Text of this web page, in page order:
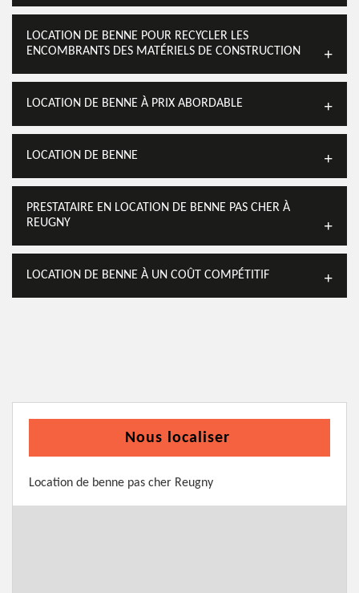
LOCATION DE BENNE POUR RECYCLER LES
ENCOMBRANTS DES MATÉRIELS DE CONSTRUCTION
LOCATION DE BENNE À PRIX ABORDABLE
LOCATION DE BENNE
PRESTATAIRE EN LOCATION DE BENNE PAS CHER À
REUGNY
LOCATION DE BENNE À UN COÛT COMPÉTITIF
Nous localiser
Location de benne pas cher Reugny